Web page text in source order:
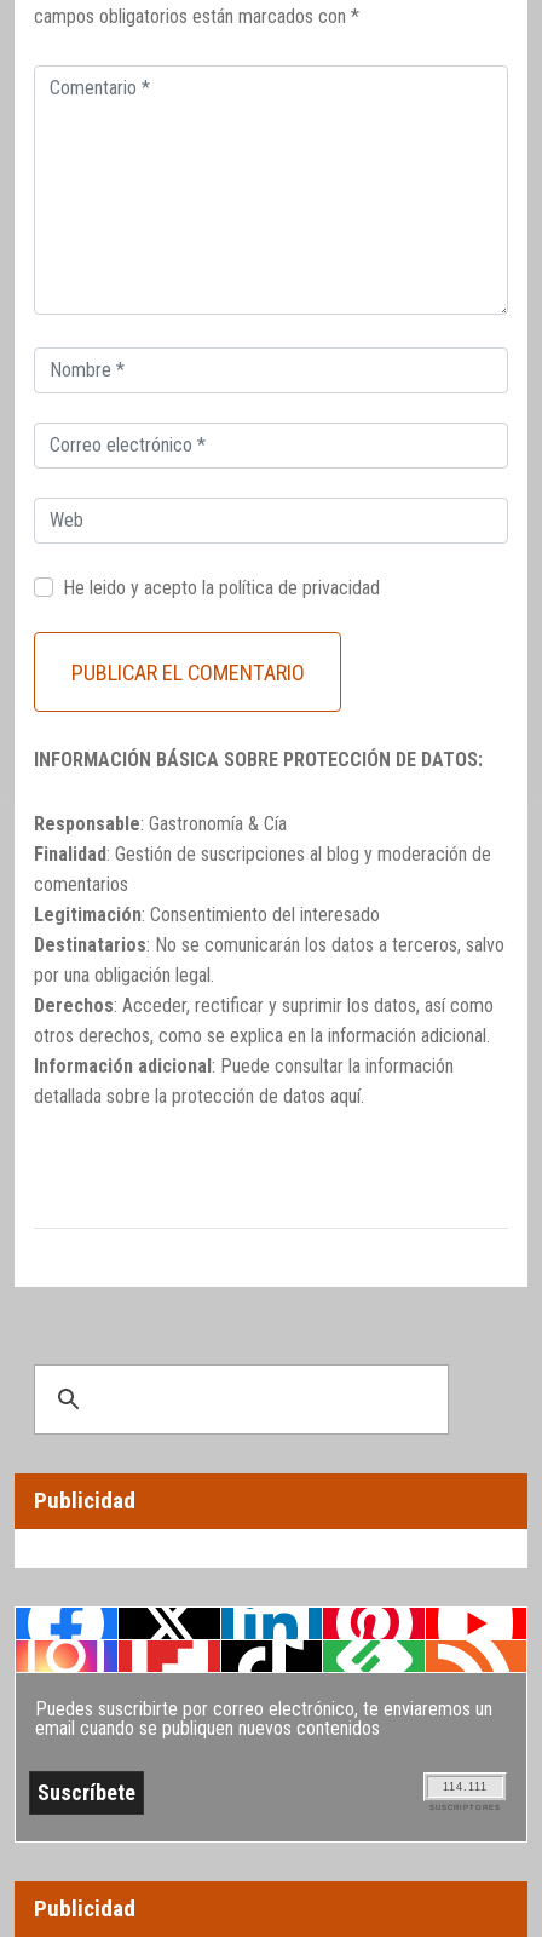
campos obligatorios están marcados con *
Comentario
Correo
electrónico
Correo
electrónico
Web
He leido y acepto la política de privacidad
INFORMACIÓN BÁSICA SOBRE PROTECCIÓN DE DATOS:
Responsable: Gastronomía & Cía
Finalidad: Gestión de suscripciones al blog y moderación de
comentarios
Legitimación: Consentimiento del interesado
Destinatarios: No se comunicarán los datos a terceros, salvo
por una obligación legal.
Derechos: Acceder, rectificar y suprimir los datos, así como
otros derechos, como se explica en la información adicional.
Información adicional: Puede consultar la información
detallada sobre la protección de datos aquí.
Publicidad
Puedes suscribirte por correo electrónico, te enviaremos un
email cuando se publiquen nuevos contenidos
114.111
SUSCRIPTORES
Publicidad